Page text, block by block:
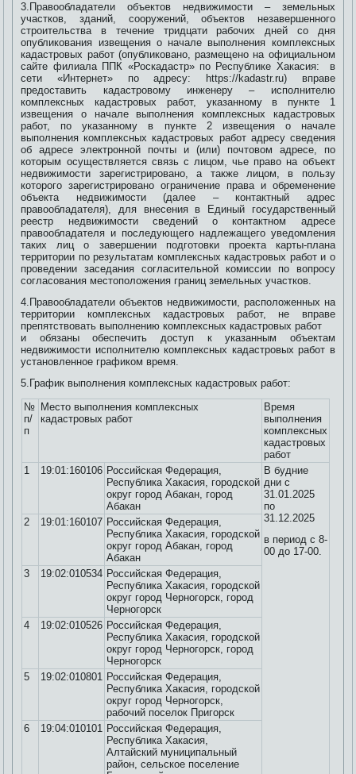
3.Правообладатели объектов недвижимости – земельных
участков, зданий, сооружений, объектов незавершенного
строительства в течение тридцати рабочих дней со дня
опубликования извещения о начале выполнения комплексных
кадастровых работ (опубликовано, размещено на официальном
сайте филиала ППК «Роскадастр» по Республике Хакасия: в
сети «Интернет» по адресу: https://kadastr.ru) вправе
предоставить кадастровому инженеру – исполнителю
комплексных кадастровых работ, указанному в пункте 1
извещения о начале выполнения комплексных кадастровых
работ, по указанному в пункте 2 извещения о начале
выполнения комплексных кадастровых работ адресу сведения
об адресе электронной почты и (или) почтовом адресе, по
которым осуществляется связь с лицом, чье право на объект
недвижимости зарегистрировано, а также лицом, в пользу
которого зарегистрировано ограничение права и обременение
объекта недвижимости (далее – контактный адрес
правообладателя), для внесения в Единый государственный
реестр недвижимости сведений о контактном адресе
правообладателя и последующего надлежащего уведомления
таких лиц о завершении подготовки проекта карты-плана
территории по результатам комплексных кадастровых работ и о
проведении заседания согласительной комиссии по вопросу
согласования местоположения границ земельных участков.
4.Правообладатели объектов недвижимости, расположенных на
территории комплексных кадастровых работ, не вправе
препятствовать выполнению комплексных кадастровых работ
и обязаны обеспечить доступ к указанным объектам
недвижимости исполнителю комплексных кадастровых работ в
установленное графиком время.
5.График выполнения комплексных кадастровых работ:
№
п/
п
Место выполнения комплексных
кадастровых работ
Время
выполнения
комплексных
кадастровых
работ
1
19:01:160106 Российская Федерация,
Республика Хакасия, городской
округ город Абакан, город
Абакан
В будние
дни с
31.01.2025
по
31.12.2025
в период с 8-
00 до 17-00.
2 19:01:160107 Российская Федерация,
Республика Хакасия, городской
округ город Абакан, город
Абакан
3
19:02:010534 Российская Федерация,
Республика Хакасия, городской
округ город Черногорск, город
Черногорск
4
19:02:010526 Российская Федерация,
Республика Хакасия, городской
округ город Черногорск, город
Черногорск
5
19:02:010801 Российская Федерация,
Республика Хакасия, городской
округ город Черногорск,
рабочий поселок Пригорск
6
19:04:010101 Российская Федерация,
Республика Хакасия,
Алтайский муниципальный
район, сельское поселение